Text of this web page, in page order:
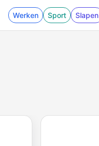
Werken Sport Slapen